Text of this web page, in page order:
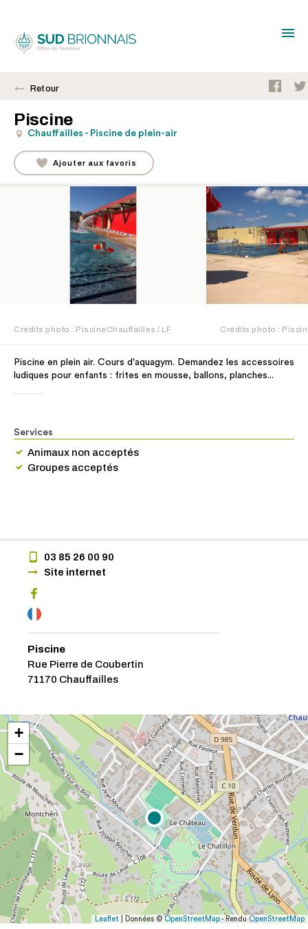
Retour
Piscine
Chauffailles - Piscine de plein-air
Ajouter aux favoris
Crédits photo : PiscineChauffailles / LF Crédits photo :
Piscine en plein air. Cours d'aquagym. Demandez les accessoires
ludiques pour enfants : frites en mousse, ballons, planches...
Services
Animaux non acceptés
Groupes acceptés
03 85 26 00 90
Site internet
Piscine
Rue Pierre de Coubertin
71170 Chauffailles
+
−
Leaflet | Données ©OpenStreetMap- RenduOpenStreetMap